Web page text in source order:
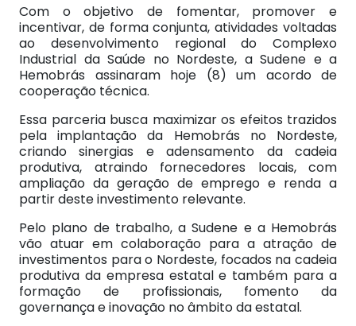
Com o objetivo de fomentar, promover e
incentivar, de forma conjunta, atividades voltadas
ao desenvolvimento regional do Complexo
Industrial da Saúde no Nordeste, a Sudene e a
Hemobrás assinaram hoje (8) um acordo de
cooperação técnica.
Essa parceria busca maximizar os efeitos trazidos
pela implantação da Hemobrás no Nordeste,
criando sinergias e adensamento da cadeia
produtiva, atraindo fornecedores locais, com
ampliação da geração de emprego e renda a
partir deste investimento relevante.
Pelo plano de trabalho, a Sudene e a Hemobrás
vão atuar em colaboração para a atração de
investimentos para o Nordeste, focados na cadeia
produtiva da empresa estatal e também para a
formação de profissionais, fomento da
governança e inovação no âmbito da estatal.